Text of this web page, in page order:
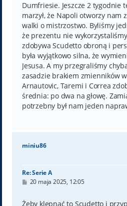
Dumfriesie. Jeszcze 2 tygodnie
marzył, że Napoli otworzy nam
walki o mistrzostwo. Byliśmy
że prezentu nie
zdobywa Scudetto obroną i
była wyjątkowo silna, że
Jesusa. A my przegraliśmy
zasadzie brakiem zmienników
Arnautovic, Taremi i Correa
średnia: po dwa na głowę.
potrzebny był nam jeden
miniu86
Re: Serie A
P
t
20 maja 2025, 12:05
Żeby klepnąć to Scudetto i